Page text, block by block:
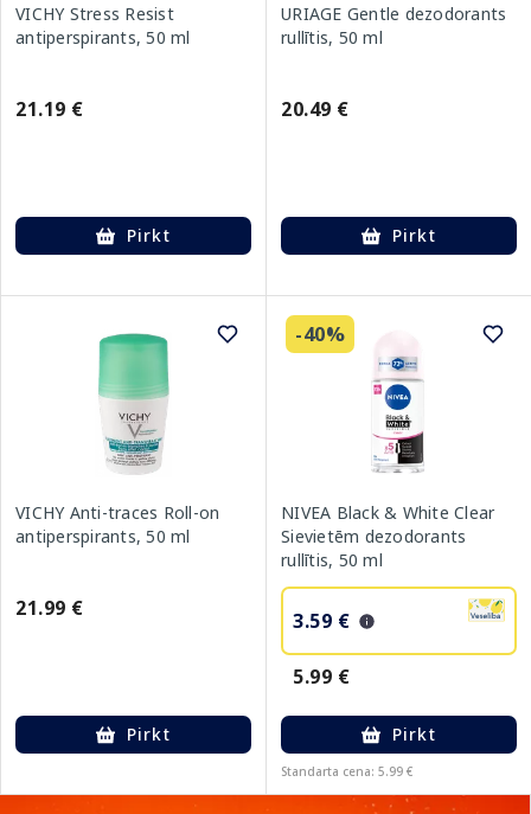
VICHY Stress Resist
antiperspirants, 50 ml
21.19 €
Pirkt
URIAGE Gentle dezodorants
rullītis, 50 ml
20.49 €
Pirkt
VICHY Anti-traces Roll-on
antiperspirants, 50 ml
21.99 €
Pirkt
-40%
NIVEA Black & White Clear
Sievietēm dezodorants
rullītis, 50 ml
3.59 €
5.99 €
Pirkt
Standarta cena: 5.99 €